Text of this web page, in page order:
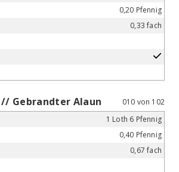
0,20 Pfennig
0,33 fach
Gebrandter Alaun
010 von 102
1 Loth 6 Pfennig
0,40 Pfennig
0,67 fach